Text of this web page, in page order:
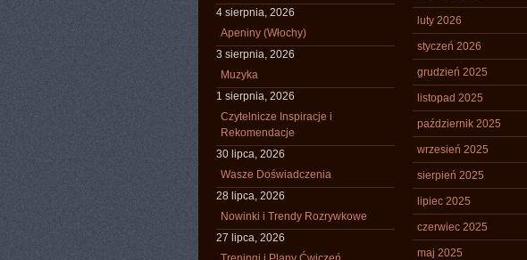
4 sierpnia, 2026
Apeniny (Włochy)
3 sierpnia, 2026
Muzyka
1 sierpnia, 2026
Czytelnicze Inspiracje i
Rekomendacje
30 lipca, 2026
Wasze Doświadczenia
28 lipca, 2026
Nowinki i Trendy Rozrywkowe
27 lipca, 2026
luty 2026
styczeń 2026
grudzień 2025
listopad 2025
październik 2025
wrzesień 2025
sierpień 2025
lipiec 2025
czerwiec 2025
maj 2025